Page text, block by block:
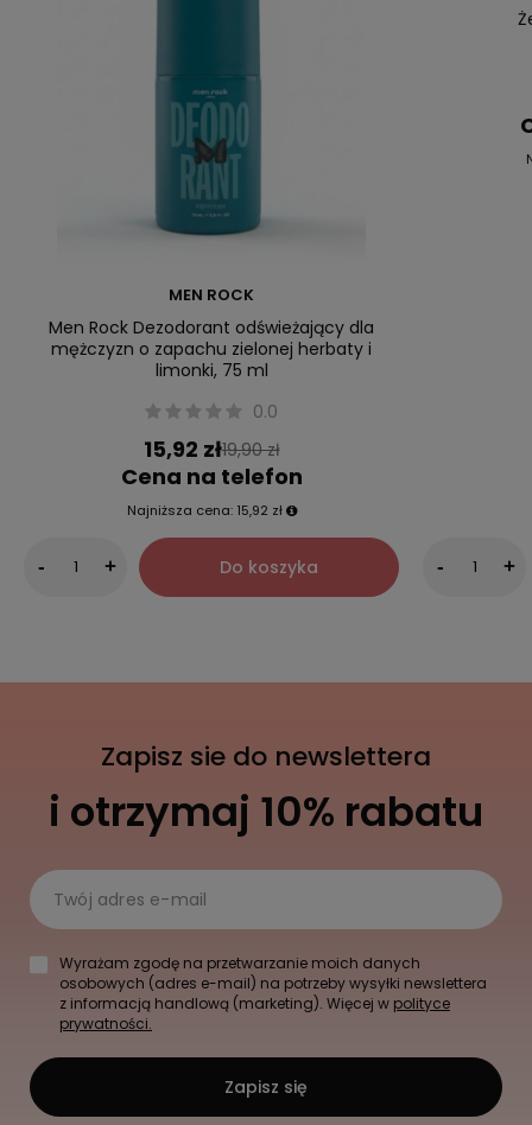
MEN ROCK
Men Rock Dezodorant odświeżający dla
mężczyzn o zapachu zielonej herbaty i
limonki, 75 ml
0.0
15,92 zł19,90 zł
Cena na telefon
Najniższa cena: 15,92 zł
- + Do koszyka - +
Zapisz sie do newslettera
i otrzymaj 10% rabatu
Twój adres e-mail
Wyrażam zgodę na przetwarzanie moich danych
osobowych (adres e-mail) na potrzeby wysyłki newslettera
z informacją handlową (marketing). Więcej w polityce
prywatności.
Zapisz się